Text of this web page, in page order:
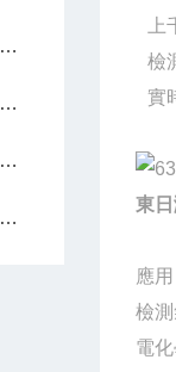
檢
實
東
應
檢
電